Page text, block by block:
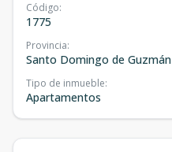
Código:
1775
Provincia:
Santo Domingo de Guzmán
Tipo de inmueble:
Apartamentos